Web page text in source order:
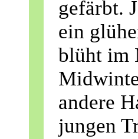
gefärbt.
ein
blüht im
andere
jungen